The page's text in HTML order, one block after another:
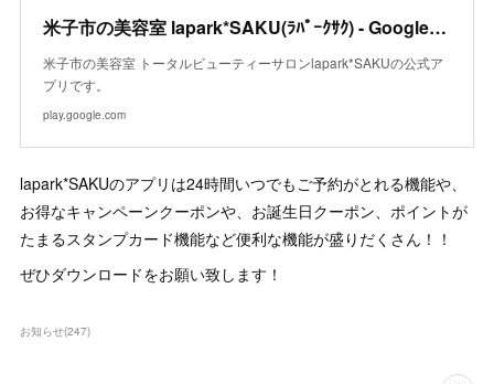
米子市の美容室 lapark*SAKU(ﾗﾊﾟｰｸｻｸ) - Google Play の Android アプリ
米子市の美容室 トータルビューティーサロンlapark*SAKUの公式ア
プリです。
play.google.com
lapark*SAKUのアプリは24時間いつでもご予約がとれる機能や、
お得なキャンペーンクーポンや、お誕生日クーポン、ポイントが
たまるスタンプカード機能など便利な機能が盛りだくさん！！
ぜひダウンロードをお願い致します！
お知らせ(247)